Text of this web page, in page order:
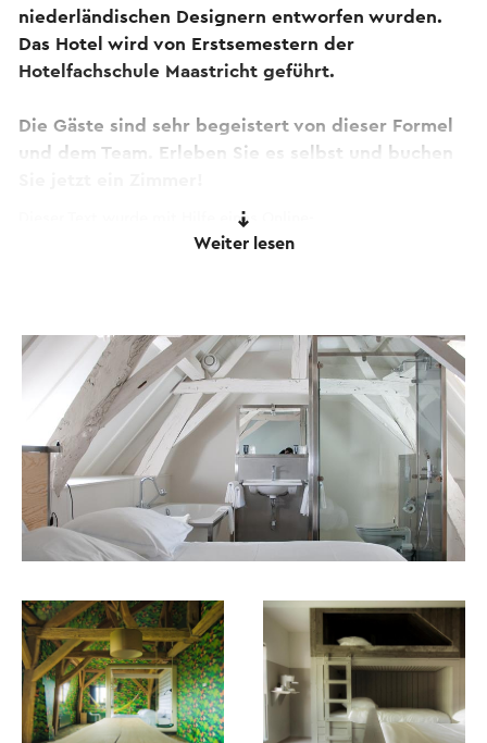
niederländischen Designern entworfen wurden.
Das Hotel wird von Erstsemestern der
Hotelfachschule Maastricht geführt.
Die Gäste sind sehr begeistert von dieser Formel
und dem Team. Erleben Sie es selbst und buchen
Dieser Text wurde mit Hilfe eines Online-
Übersetzungsdienstes automatisch übersetzt.
Weiter lesen